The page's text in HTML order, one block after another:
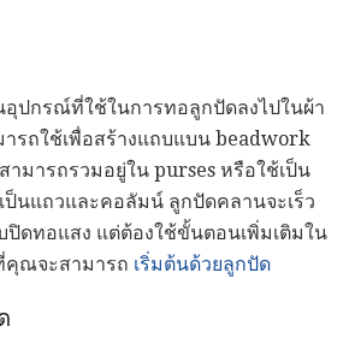
อุปกรณ์ที่ใช้ในการทอลูกปัดลงไปในผ้า
รถใช้เพื่อสร้างแถบแบน beadwork
มารถรวมอยู่ใน purses หรือใช้เป็น
ป็นแถวและคอลัมน์ ลูกปัดคลานจะเร็ว
ปิดทอแสง แต่ต้องใช้ขั้นตอนเพิ่มเติมใน
คุณจะสามารถ เริ่มต้นด้วยลูกปัด